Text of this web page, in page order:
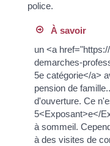
police.
À savoir
un <a
demarches-
5e catégorie</a>
pension de
d'ouverture. Ce
5<Exposant>e</
à sommeil.
à des visites de